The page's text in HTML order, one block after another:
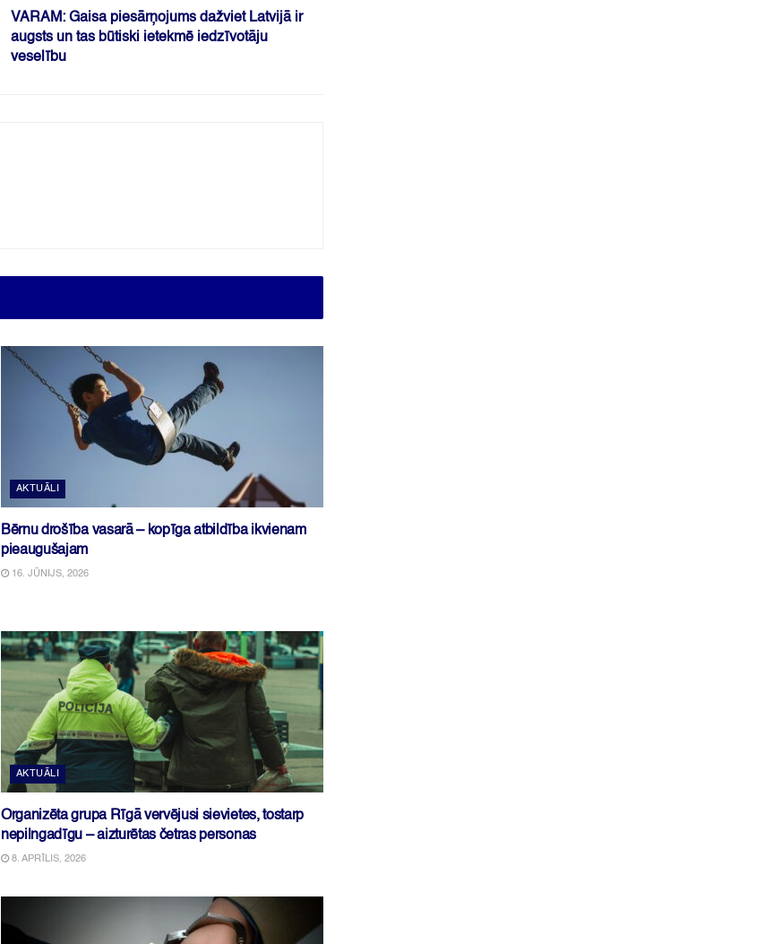
VARAM: Gaisa piesārņojums dažviet Latvijā ir
augsts un tas būtiski ietekmē iedzīvotāju
veselību
AKTUĀLI
Bērnu drošība vasarā – kopīga atbildība ikvienam
pieaugušajam
16. JŪNIJS, 2026
AKTUĀLI
Organizēta grupa Rīgā vervējusi sievietes, tostarp
nepilngadīgu – aizturētas četras personas
8. APRĪLIS, 2026